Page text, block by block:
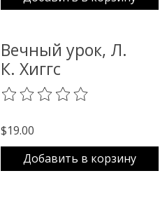
Вечный урок, Л.
К. Хиггс
The rating of this product is
$19.00
Добавить в корзину